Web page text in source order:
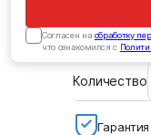
Cогласен на обработку
что ознакомился с
Количество